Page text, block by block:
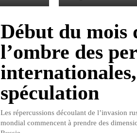
Début du mois
l’ombre des
spéculation
Les répercussions découlant de l’invasion
mondial commencent à prendre des